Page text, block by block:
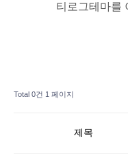
티로그테마를
Total 0건 1 페이지
제목